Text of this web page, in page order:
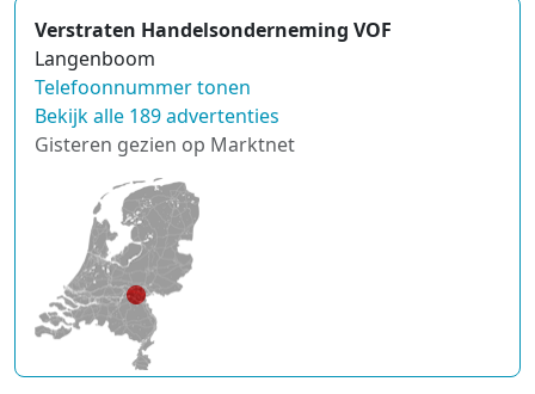
Verstraten Handelsonderneming VOF
Langenboom
Telefoonnummer tonen
Bekijk alle 189 advertenties
Gisteren gezien op Marktnet